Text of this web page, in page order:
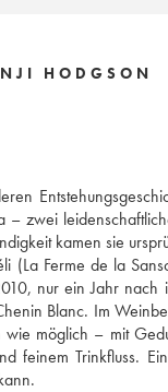
HODGSON
zwei
kamen sie
Ferme de la
nur ein Jahr
Blanc. Im
möglich – mit
feinem Trinkfluss.